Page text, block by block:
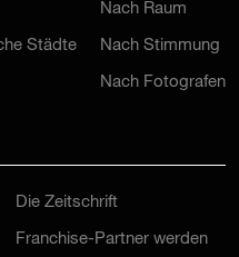
Städte
Nach Raum
Nach Stimmung
Nach Fotografen
Die Zeitschrift
Franchise-Partner werden